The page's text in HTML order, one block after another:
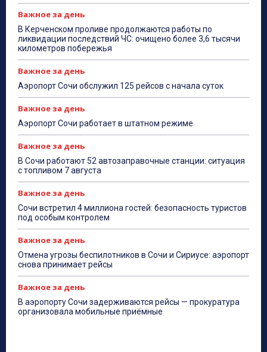
Важное за день
В Керченском проливе продолжаются работы по
ликвидации последствий ЧС: очищено более 3,6 тысячи
километров побережья
Важное за день
Аэропорт Сочи обслужил 125 рейсов с начала суток
Важное за день
Аэропорт Сочи работает в штатном режиме
Важное за день
В Сочи работают 52 автозаправочные станции: ситуация
с топливом 7 августа
Важное за день
Сочи встретил 4 миллиона гостей: безопасность туристов
под особым контролем
Важное за день
Отмена угрозы беспилотников в Сочи и Сириусе: аэропорт
снова принимает рейсы
Важное за день
В аэропорту Сочи задерживаются рейсы — прокуратура
организовала мобильные приёмные